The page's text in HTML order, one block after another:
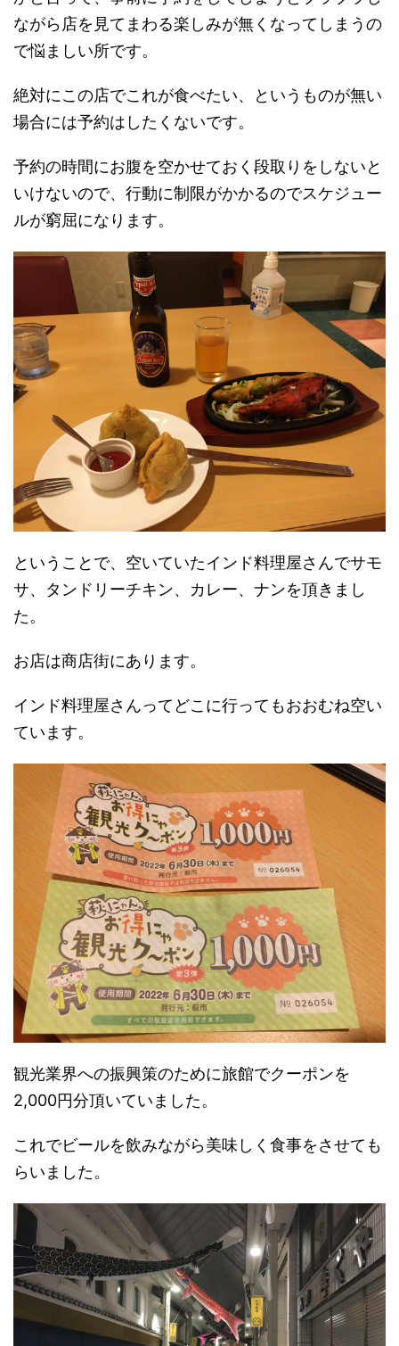
ながら店を見てまわる楽しみが無くなってしまうの
で悩ましい所です。
絶対にこの店でこれが食べたい、というものが無い
場合には予約はしたくないです。
予約の時間にお腹を空かせておく段取りをしないと
いけないので、行動に制限がかかるのでスケジュー
ルが窮屈になります。
ということで、空いていたインド料理屋さんでサモ
サ、タンドリーチキン、カレー、ナンを頂きまし
た。
お店は商店街にあります。
インド料理屋さんってどこに行ってもおおむね空い
ています。
観光業界への振興策のために旅館でクーポンを
2,000円分頂いていました。
これでビールを飲みながら美味しく食事をさせても
らいました。